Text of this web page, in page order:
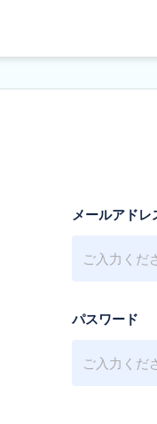
メールアドレ
パスワード